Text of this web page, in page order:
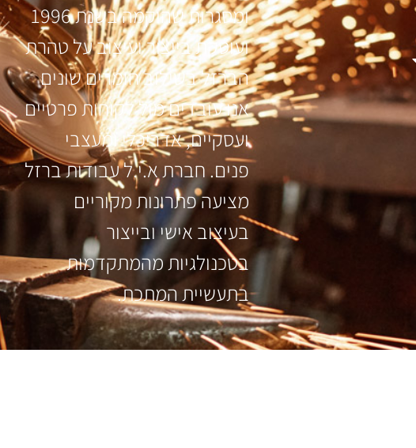
ומסגרות שהוקמה בשנת 1996
ועוסקת בייצור ועיצוב על טהרת
הברזל בשילוב חומרים שונים
אנו עובדים מול לקוחות פרטיים
ועסקיים, אדריכלי ומעצבי
פנים. חברת א.י.ל עבודות ברזל
מציעה פתרונות מקוריים
בעיצוב אישי ובייצור
בטכנולגיות מהמתקדמות
בתעשיית המתכת.